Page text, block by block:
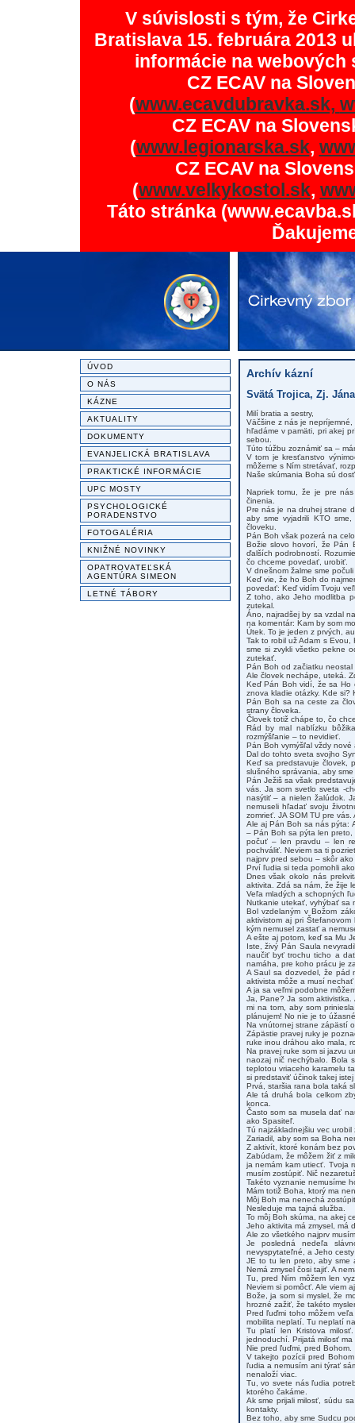
V súvislosti s tým, že
Bratislava 15. februára 2013
informácie na
CZ ECAV na
(www.ecavdubravka.sk,
CZ ECAV na
(www.legionarska.sk,
CZ ECAV na
(www.velkykostol.sk,
Táto stránka
ÚVOD
O NÁS
KÁZNE
AKTUALITY
DOKUMENTY
EVANJELICKÁ BRATISLAVA
PRAKTICKÉ INFORMÁCIE
UPC MOSTY
PSYCHOLOGICKÉ
PORADENSTVO
FOTOGALÉRIA
KNIŽNÉ NOVINKY
OPATROVATEĽSKÁ
AGENTÚRA SIMEON
LETNÉ TÁBORY
Archív kázní
Svätá Trojica, Zj.
Milí bratia a sestry,
Väčšine z nás je
hľadáme v pamäti, pri akej
sebou.
Túto túžbu zoznámiť sa –
V tom je kresťanstvo
môžeme s Ním stretávať,
Naše skúmania Boha sú
Napriek tomu, že je pre
činenia.
Pre nás je na druhej strane
aby sme vyjadrili KTO
človeku.
Pán Boh však pozerá na
Božie slovo hovorí, že Pán
ďalších podrobností.
čo chceme povedať, urobiť.
V dnešnom žalme sme
Keď vie, že ho Boh do
povedať: Keď vidím Tvoju
Z toho, ako Jeho modlitba
zutekal.
Áno, najradšej by sa vzdal
na komentár: Kam by som
Útek. To je jeden z prvých,
Tak to robil už Adam s
sme si zvykli všetko pekne
zutekať.
Pán Boh od začiatku neostal
Ale človek nechápe, uteká.
Keď Pán Boh vidí, že sa Ho
znova kladie otázky. Kde si?
Pán Boh sa na ceste za
strany človeka.
Človek totiž chápe to, čo
Rád by mal nablízku
rozmýšľanie – to nevidieť.
Pán Boh vymýšľal vždy
Dal do tohto sveta svojho
Keď sa predstavuje človek,
slušného správania, aby
Pán Ježiš sa však
vás. Ja som svetlo sveta -
nasýtiť – a nielen žalúdok.
nemuseli hľadať svoju
zomrieť. JA SOM TU pre
Ale aj Pán Boh sa nás pýta:
– Pán Boh sa pýta len
počuť – len pravdu – len
pochváliť. Neviem sa ti
najprv pred sebou – skôr
Prví ľudia si teda pomohli
Dnes však okolo nás
aktivita. Zdá sa nám, že žije
Veľa mladých a schopných
Nutkanie utekať, vyhýbať sa
Bol vzdelaným v Božom
aktivistom aj pri
kým nemusel zastať a
A ešte aj potom, keď sa Mu
Iste, živý Pán Saula
naučiť byť trochu ticho a
namáha, pre koho prácu je
A Saul sa dozvedel, že pád
aktivista môže a musí nechať
A ja sa veľmi podobne
Ja, Pane? Ja som
mi na tom, aby som
plánujem! No nie je to
Na vnútornej strane zápästí
Zápästie pravej ruky je
ruke inou dráhou ako mala,
Na pravej ruke som si jazvu
naozaj nič nechýbalo. Bola
teplotou vriaceho karamelu
si predstaviť účinok takej
Prvá, staršia rana bola taká
Ale tá druhá bola celkom
konca.
Často som sa musela dať
ako Spasiteľ.
Tú najzákladnejšiu vec urobil
Zariadil, aby som sa Boha
Z aktivít, ktoré konám bez
Zabúdam, že môžem žiť z
ja nemám kam utiecť. Tvoja
musím zostúpiť. Nič
Takéto vyznanie nemusíme
Mám totiž Boha, ktorý ma
Môj Boh ma nenechá
Nesleduje ma tajná služba.
To môj Boh skúma, na akej
Jeho aktivita má zmysel, má
Ale zo všetkého najprv
Je posledná nedeľa
nevyspytateľné, a Jeho
JE to tu len preto, aby sme
Nemá zmysel čosi tajiť. A
Tu, pred Ním môžem len
Neviem si pomôcť. Ale viem
Bože, ja som si myslel, že
hrozné zažiť, že takéto
Pred ľuďmi toho môžem
mobilita neplatí. Tu neplatí
Tu platí len Kristova
jednoduchí. Prijatá milosť
Nie pred ľuďmi, pred Bohom.
V takejto pozícii pred
ľudia a nemusím ani týrať
nenaloží viac.
Tu, vo svete nás ľudia
ktorého čakáme.
Ak sme prijali milosť, súdu
kontakty.
Bez toho, aby sme Sudcu